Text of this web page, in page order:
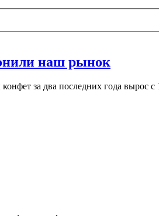
наш рынок
за два последних года вырос